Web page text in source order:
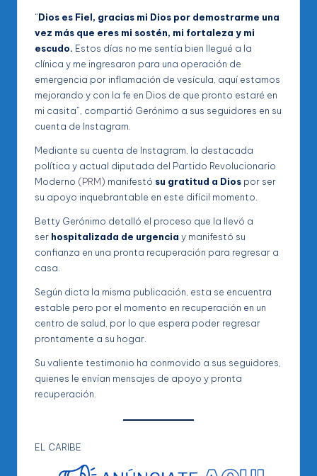
“Dios es Fiel, gracias mi Dios por demostrarme una
vez más que eres mi sostén, mi fortaleza y mi
escudo. Estos días no me sentía bien llegué a la
clínica y me ingresaron para una operación de
emergencia por inflamación de vesícula, aquí estamos
mejorando y con la fe en Dios de que pronto estaré en
mi casita”, compartió Gerónimo a sus seguidores en su
cuenta de Instagram.
Mediante su cuenta de Instagram, la destacada
política y actual diputada del Partido Revolucionario
Moderno (PRM) manifestó su gratitud a Dios por ser
su apoyo inquebrantable en este difícil momento.
Betty Gerónimo detalló el proceso que la llevó a
ser hospitalizada de urgencia y manifestó su
confianza en una pronta recuperación para regresar a
casa.
Según dicta la misma publicación, esta se encuentra
estable pero por el momento en recuperación en un
centro de salud, por lo que espera poder regresar
prontamente a su hogar.
Su valiente testimonio ha conmovido a sus seguidores,
quienes le envían mensajes de apoyo y pronta
recuperación.
EL CARIBE